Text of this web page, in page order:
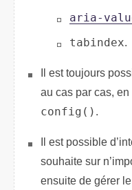
aria-
tabindex.
Il est toujours
au cas par cas,
config() .
Il est possible
souhaite sur
ensuite de gérer